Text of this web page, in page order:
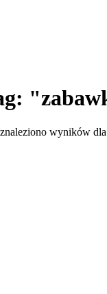
wyników